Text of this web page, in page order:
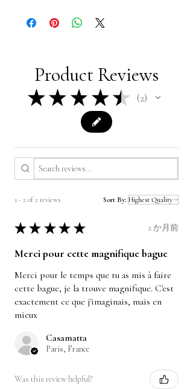
Product Reviews
★★ ★ ★★ 2
1 - 2 of 2 reviews Sort By:
★★ ★★ ★ 2 か月前
Merci pour cette magnifique bague
Merci pour le temps que tu as mis à faire
cette bague, je la trouve magnifique. C'est
exactement ce que j'imaginais, mais en
mieux
Casamatta
Paris, France
Was this review helpful?